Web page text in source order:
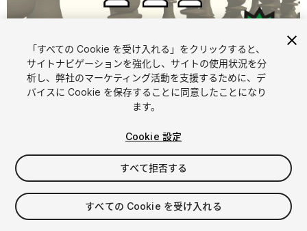
1 /8
$14.99
消費税は決済時に計算されます
「すべての Cookie を受け入れる」をクリックすると、
サイトナビゲーションを強化し、サイトの使用状況を分
析し、弊社のマーケティング活動を支援するために、デ
バイスに Cookie を保存することに同意したことになり
ます。
Cookie 設定
すべて拒否する
すべての Cookie を受け入れる